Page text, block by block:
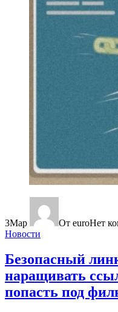
3Мар От euroНет
Новости
Безопасный
наращивать
попасть под